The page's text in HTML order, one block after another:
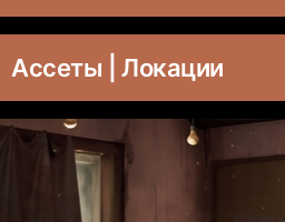
Ассеты | Локации